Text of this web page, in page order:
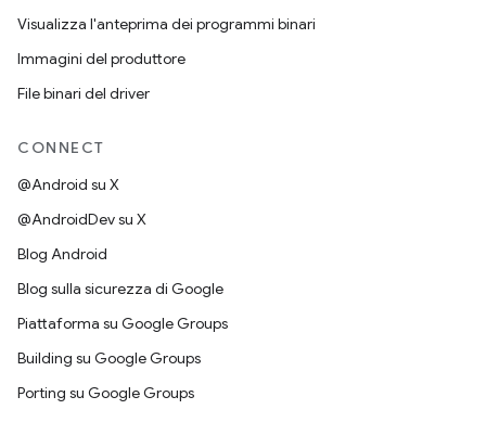
Visualizza l'anteprima dei programmi binari
Immagini del produttore
File binari del driver
CONNECT
@Android su X
@AndroidDev su X
Blog Android
Blog sulla sicurezza di Google
Piattaforma su Google Groups
Building su Google Groups
Porting su Google Groups